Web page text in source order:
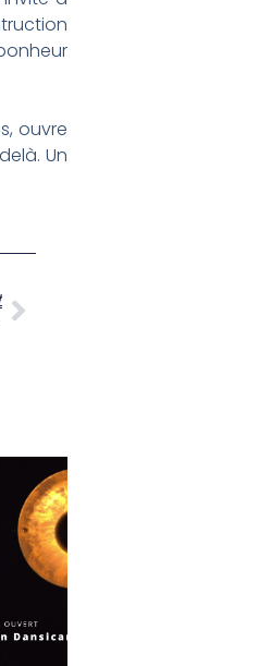
ouvre
Un